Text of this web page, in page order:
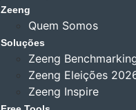
Zeeng
Quem Somos
Soluções
Zeeng
Zeeng Eleições
Zeeng Inspire